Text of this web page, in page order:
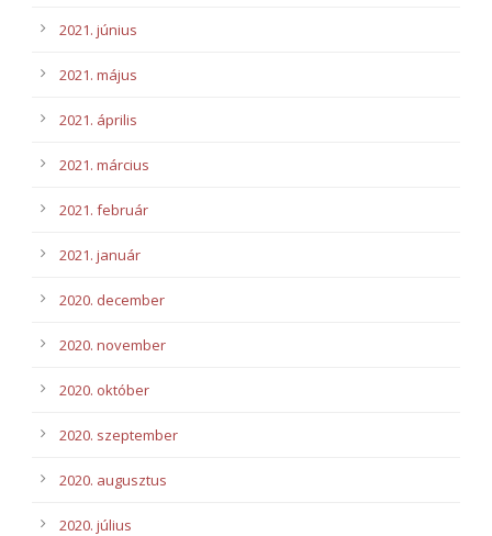
2021. június
2021. május
2021. április
2021. március
2021. február
2021. január
2020. december
2020. november
2020. október
2020. szeptember
2020. augusztus
2020. július